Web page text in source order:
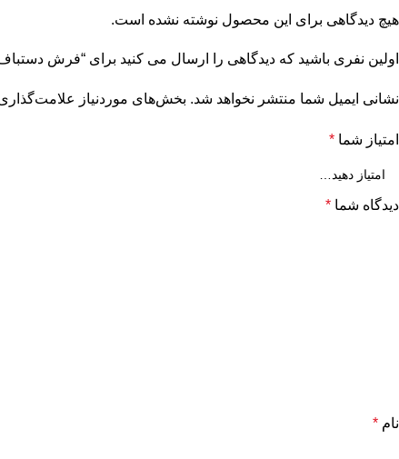
هیچ دیدگاهی برای این محصول نوشته نشده است.
اولین نفری باشید که دیدگاهی را ارسال می کنید برای “فرش دستباف
نشانی ایمیل شما منتشر نخواهد شد. بخش‌های موردنیاز
امتیاز شما *
دیدگاه شما *
نام *